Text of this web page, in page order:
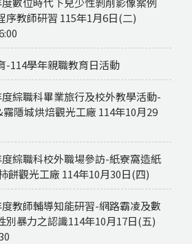
序教師研習 115年1月6日(二)
-114學年親職教育日活動
度綜職科畢業旅行及校外教學活動-
隱城烘焙觀光工廠 114年10月29
度綜職科校外職場參訪-紙寮窩造紙
餅觀光工廠 114年10月30日(四)
度教師輔導知能研習-網路霸凌及數
別暴力之認識114年10月17日(五)